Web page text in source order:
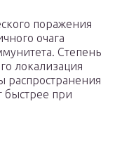
поражения
очага
Степень
локализация
быстрее при